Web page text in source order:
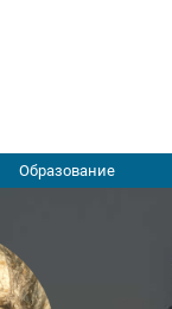
Образование